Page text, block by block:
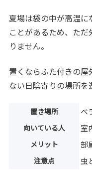
夏場は袋の中が高温
ことがあるため、た
りません。
置くならふた付きの
ない日陰寄りの場所を
置き場所 ベ
向いている人 室
メリット 部
注意点 虫